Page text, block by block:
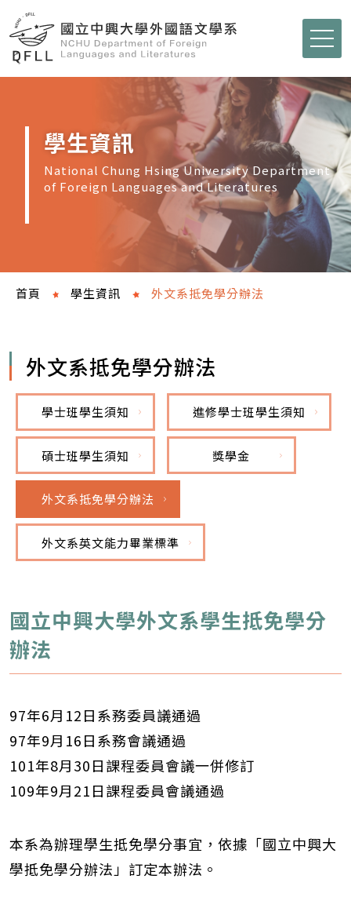
學生資訊
National Chung Hsing University Department
of Foreign Languages and Literatures
首頁 學生資訊 外文系抵免學分辦法
外文系抵免學分辦法
學士班學生須知 進修學士班學生須知
碩士班學生須知 獎學金
外文系抵免學分辦法
外文系英文能力畢業標準
國立中興大學外文系學生抵免學分
辦法
97年6月12日系務委員議通過
97年9月16日系務會議通過
101年8月30日課程委員會議一併修訂
109年9月21日課程委員會議通過
本系為辦理學生抵免學分事宜，依據「國立中興大
學抵免學分辦法」訂定本辦法。